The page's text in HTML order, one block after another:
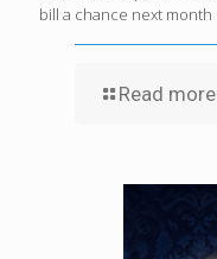
bill a chance next month
Read more